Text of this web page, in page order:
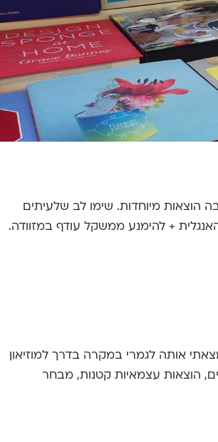
הוצאות מיוחדות. שימו לב שלעיתים
אותה לגמרי במקרה בדרך למוזיאון
הוצאות עצמאיות קטנות, מבחר